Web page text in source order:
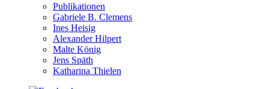
Publikationen
Gabriele B. Clemens
Ines Heisig
Alexander Hilpert
Malte König
Jens Späth
Katharina Thielen